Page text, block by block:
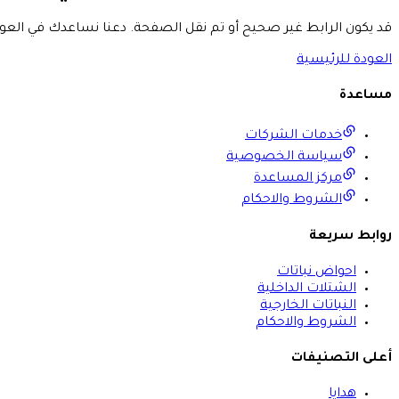
قد يكون الرابط غير صحيح أو تم نقل الصفحة. دعنا نساعدك في
العودة للرئيسية
مساعدة
خدمات الشركات
سياسة الخصوصية
مركز المساعدة
الشروط والاحكام
روابط سريعة
احواض نباتات
الشتلات الداخلية
النباتات الخارجية
الشروط والاحكام
أعلى التصنيفات
هدايا